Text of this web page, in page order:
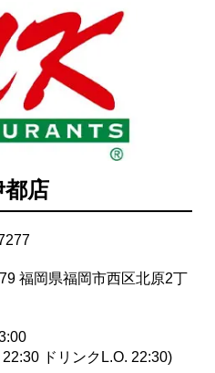
店
福岡県福岡市西区北原2丁
22:30 ドリンクL.O. 22:30)